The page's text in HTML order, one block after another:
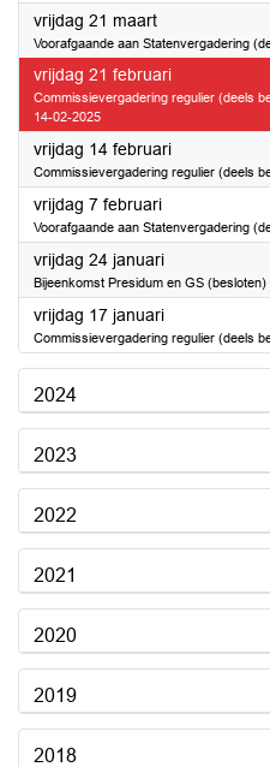
vrijdag 21 maart2025
Voorafgaande aan Statenvergadering
vrijdag 21 februari2025
Commissievergadering regulier (deels
14-02-2025
vrijdag 14 februari2025
Commissievergadering regulier (deels
vrijdag 7 februari2025
Voorafgaande aan Statenvergadering
vrijdag 24 januari2025
Bijeenkomst Presidum en GS (besloten)
vrijdag 17 januari2025
Commissievergadering regulier (deels
2024
2023
2022
2021
2020
2019
2018